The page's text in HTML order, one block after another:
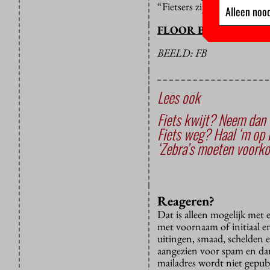
“Fietsers zijn anarchisten
FLOOR BAL
BEELD: FB
Lees ook
Fiets kwijt? Neem
Fiets weg? Haal ‘m
‘Zebra’s moeten
Reageren?
Dat is alleen mogelijk met
met voornaam of initiaal
uitingen, smaad, schelden
aangezien voor spam en
mailadres wordt niet
Alleen